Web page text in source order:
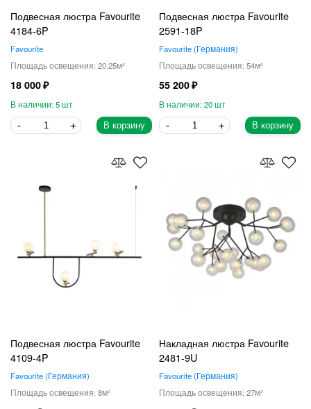
Подвесная люстра Favourite
4184-6P
Favourite
20.25
18 000
5
В корзину
Подвесная люстра Favourite
2591-18P
Favourite Германия
54
55 200
20
В корзину
Подвесная люстра Favourite
4109-4P
Favourite Германия
8
Накладная люстра Favourite
2481-9U
Favourite Германия
27